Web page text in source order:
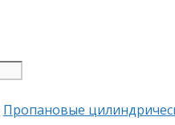
Пропановые